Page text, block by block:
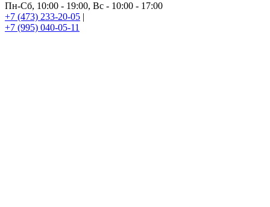
Пн-Сб, 10:00 - 19:00, Вс - 10:00 - 17:00
+7 (473) 233-20-05 |
+7 (995) 040-05-11